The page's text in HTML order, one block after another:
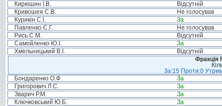
Кирюшин І.В.
Відсутній
Кривошея С.В.
Не голосував
Курикін С.І.
За
Павленко С.Г.
Не голосував
Рись С.М.
Відсутній
Самойленко Ю.І.
За
Хмельницький В.І.
Відсутній
Фракція
За:15 Проти:0
Бондаренко О.Ф.
За
Григорович Л.С.
За
Зварич Р.М.
За
Ключковський Ю.Б.
За